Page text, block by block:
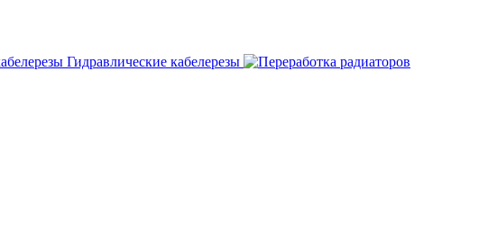
Гидравлические кабелерезы